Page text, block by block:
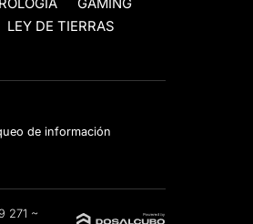
GAMING
LEY DE TIERRAS
de información
271 ~